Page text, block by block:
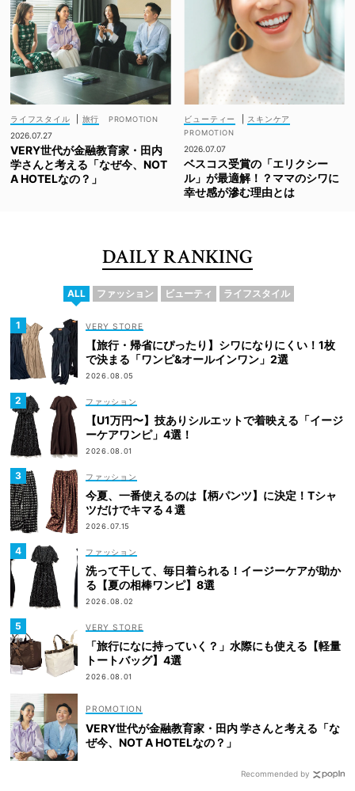
ライフスタイル
旅行
2026.07.27
VERY世代が金融教育家・田内
学さんと考える「なぜ今、NOT
A HOTELなの？」
ビューティー スキンケア
2026.07.07
ベスコス受賞の「エリクシー
ル」が最適解！？ママのシワに
幸せ感が滲む理由とは
DAILY RANKING
ALL ファッション ビューティ ライフスタイル
VERY STORE
【旅行・帰省にぴったり】シワになりにくい！1枚
で決まる「ワンピ&オールインワン」2選
2026.08.05
ファッション
【U1万円〜】技ありシルエットで着映える「イージ
ーケアワンピ」4選！
2026.08.01
ファッション
今夏、一番使えるのは【柄パンツ】に決定！Tシャ
ツだけでキマる４選
2026.07.15
ファッション
洗って干して、毎日着られる！イージーケアが助か
る【夏の相棒ワンピ】8選
2026.08.02
VERY STORE
「旅行になに持っていく？」水際にも使える【軽量
トートバッグ】4選
2026.08.01
VERY世代が金融教育家・田内 学さんと考える「な
ぜ今、NOT A HOTELなの？」
Recommended by